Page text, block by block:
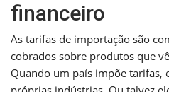
financeiro
As tarifas de importação são
cobrados sobre produtos que
Quando um país impõe tarifas,